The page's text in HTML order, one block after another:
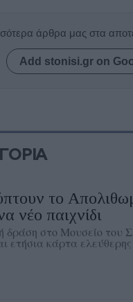
άρθρα μας στα
Add stonisi.gr on
το
νέο παιχνίδι
δράση στο Μουσείο του
ετήσια κάρτα ελεύθερης